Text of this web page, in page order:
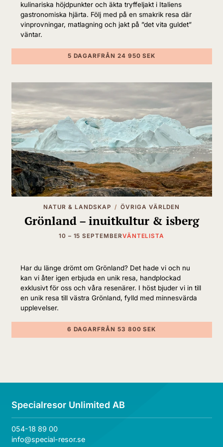
middag serveras i fartygets restaurang.
Trondheim
Tidigt på morgonen anlöper viTrondheim,
Norges första huvudstad, tidigare kallad Nidaros.
Här finns möjlighet till bussutflykt (mot tillägg)
nygotisk stil, där tre drottningar och sju kungar
har krönts. Staden bjuder på imponerande
träbyggnader, färgrika bryggor och den vackra
stadsbron från 1861. Vi fortsätter söderut genom
Trondheimsfjorden och passerar öarna
Munkholmen och Hitra.På eftermiddagen gör
Ålesund med sin unika Jugendstil. Dagen
avrundas med en smakrik middag ombord.
kulinariska höjdpunkter och äkta tryffeljakt i Italiens
gastronomiska hjärta. Följ med på en smakrik resa där
vinprovningar, matlagning och jakt på ”det vita guldet”
väntar.
5 DAGARFRÅN 24 950 SEK
NATUR & LANDSKAP ÖVRIGA VÄRLDEN
Grönland – inuitkultur & isberg
10 – 15 SEPTEMBERVÄNTELISTA
Har du länge drömt om Grönland? Det hade vi och nu
kan vi åter igen erbjuda en unik resa, handplockad
exklusivt för oss och våra resenärer. I höst bjuder vi in till
en unik resa till västra Grönland, fylld med minnesvärda
upplevelser.
6 DAGARFRÅN 53 800 SEK
Specialresor Unlimited AB
054-18 89 00
info@special-resor.se